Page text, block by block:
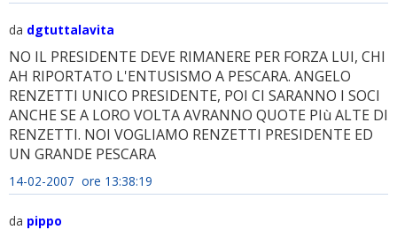
da dgtuttalavita
NO IL PRESIDENTE DEVE RIMANERE PER FORZA LUI, CHI
AH RIPORTATO L'ENTUSISMO A PESCARA. ANGELO
RENZETTI UNICO PRESIDENTE, POI CI SARANNO I SOCI
ANCHE SE A LORO VOLTA AVRANNO QUOTE PIù ALTE DI
RENZETTI. NOI VOGLIAMO RENZETTI PRESIDENTE ED
UN GRANDE PESCARA
14-02-2007 ore 13:38:19
da pippo